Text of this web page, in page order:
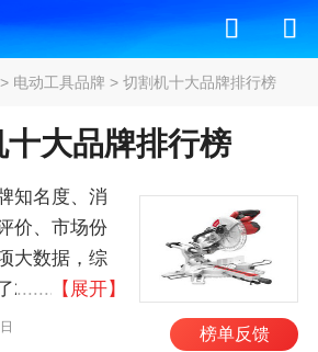
> 电动工具品牌 > 切割机十大品牌排行榜
十大品牌排行榜
知名度、消
价、市场份
大数据，综
2026年切割
其中前十名
【展开】
榜单反馈